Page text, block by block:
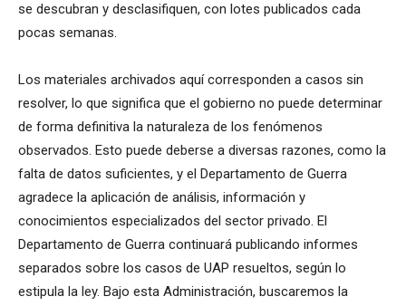
se descubran y desclasifiquen, con lotes publicados cada
pocas semanas.
Los materiales archivados aquí corresponden a casos sin
resolver, lo que significa que el gobierno no puede determinar
de forma definitiva la naturaleza de los fenómenos
observados. Esto puede deberse a diversas razones, como la
falta de datos suficientes, y el Departamento de Guerra
agradece la aplicación de análisis, información y
conocimientos especializados del sector privado. El
Departamento de Guerra continuará publicando informes
separados sobre los casos de UAP resueltos, según lo
estipula la ley. Bajo esta Administración, buscaremos la